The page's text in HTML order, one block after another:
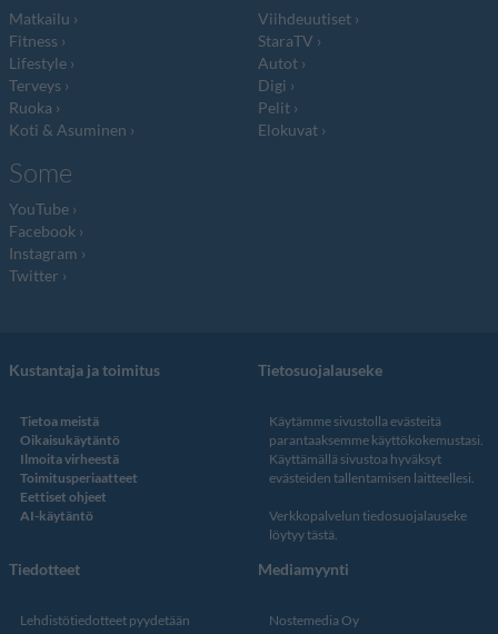
Matkailu
Fitness
Lifestyle
Terveys
Ruoka
Koti & Asuminen
Viihdeuutiset
StaraTV
Autot
Digi
Pelit
Elokuvat
Some
YouTube
Facebook
Instagram
Twitter
Kustantaja ja toimitus
Tietoa meistä
Oikaisukäytäntö
Ilmoita virheestä
Toimitusperiaatteet
Eettiset ohjeet
AI-käytäntö
Tietosuojalauseke
Käytämme sivustolla evästeitä
parantaaksemme käyttökokemustasi.
Käyttämällä sivustoa hyväksyt
evästeiden tallentamisen laitteellesi.
Verkkopalvelun tiedosuojalauseke
löytyy tästä
Tiedotteet
Lehdistötiedotteet pyydetään
Mediamyynti
Nostemedia Oy